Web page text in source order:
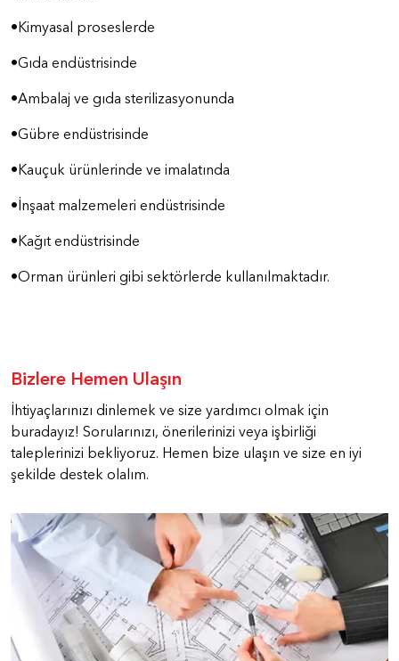
•Kimyasal proseslerde
•Gıda endüstrisinde
•Ambalaj ve gıda sterilizasyonunda
•Gübre endüstrisinde
•Kauçuk ürünlerinde ve imalatında
•İnşaat malzemeleri endüstrisinde
•Kağıt endüstrisinde
•Orman ürünleri gibi sektörlerde kullanılmaktadır.
Bizlere Hemen Ulaşın
İhtiyaçlarınızı dinlemek ve size yardımcı olmak için
buradayız! Sorularınızı, önerilerinizi veya işbirliği
taleplerinizi bekliyoruz. Hemen bize ulaşın ve size en iyi
şekilde destek olalım.